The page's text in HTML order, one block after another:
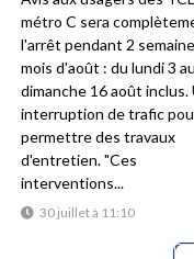
30 juillet à 11:10
métro C sera
l'arrêt pendant 2
mois d'août : du lundi 3 au
dimanche 16 août inclus.
interruption de trafic
permettre des travaux
d'entretien. "Ces
interventions...